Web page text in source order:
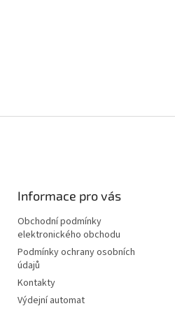
Informace pro vás
Obchodní podmínky
elektronického obchodu
Podmínky ochrany osobních
údajů
Kontakty
Výdejní automat